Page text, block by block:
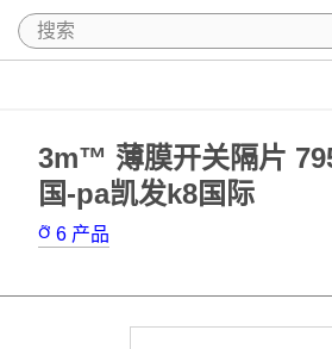
3m™ 薄膜开关隔片
国-pa凯发k8国际
6 产品